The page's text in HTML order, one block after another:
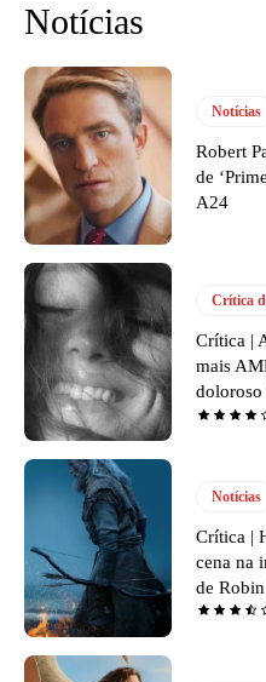
Notícias
Notícias
Robert
de
A24
Crítica
Crítica |
mais
doloroso
Notícias
Crítica |
cena na
de